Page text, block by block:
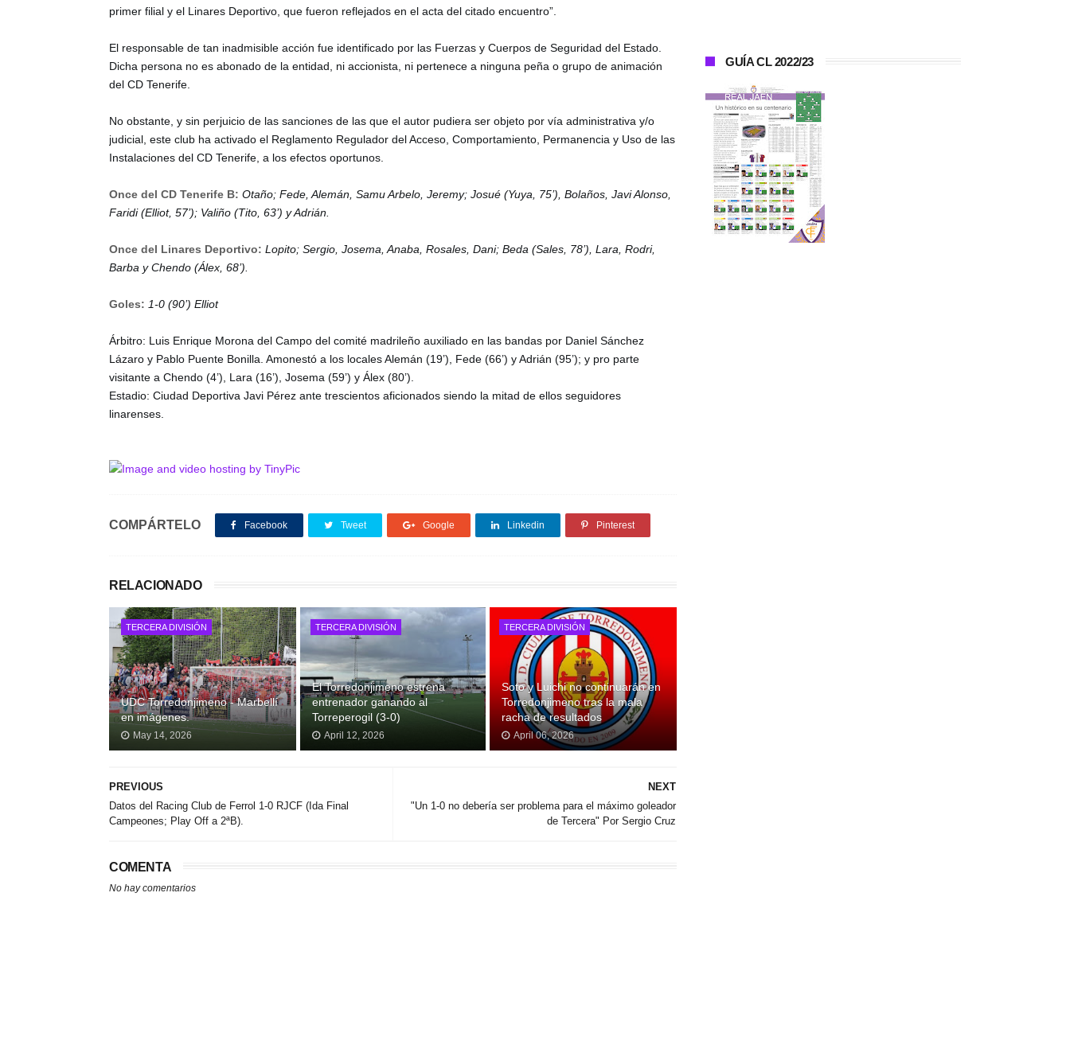
primer filial y el Linares Deportivo, que fueron reflejados en el acta del citado encuentro”.
El responsable de tan inadmisible acción fue identificado por las Fuerzas y Cuerpos de Seguridad del Estado.
Dicha persona no es abonado de la entidad, ni accionista, ni pertenece a ninguna peña o grupo de animación
del CD Tenerife.
No obstante, y sin perjuicio de las sanciones de las que el autor pudiera ser objeto por vía administrativa y/o
judicial, este club ha activado el Reglamento Regulador del Acceso, Comportamiento, Permanencia y Uso de las
Instalaciones del CD Tenerife, a los efectos oportunos.
Once del CD Tenerife B: Otaño; Fede, Alemán, Samu Arbelo, Jeremy; Josué (Yuya, 75’), Bolaños, Javi Alonso,
Faridi (Elliot, 57’); Valiño (Tito, 63’) y Adrián.
Once del Linares Deportivo: Lopito; Sergio, Josema, Anaba, Rosales, Dani; Beda (Sales, 78’), Lara, Rodri,
Barba y Chendo (Álex, 68’).
Goles: 1-0 (90’) Elliot
Árbitro: Luis Enrique Morona del Campo del comité madrileño auxiliado en las bandas por Daniel Sánchez
Lázaro y Pablo Puente Bonilla. Amonestó a los locales Alemán (19’), Fede (66’) y Adrián (95’); y pro parte
visitante a Chendo (4’), Lara (16’), Josema (59’) y Álex (80’).
Estadio: Ciudad Deportiva Javi Pérez ante trescientos aficionados siendo la mitad de ellos seguidores
linarenses.
COMPÁRTELO Facebook Tweet Google Linkedin Pinterest
RELACIONADO
TERCERA DIVISIÓN
UDC Torredonjimeno - Marbellí
en imágenes.
May 14, 2026
TERCERA DIVISIÓN
El Torredonjimeno estrena
entrenador ganando al
Torreperogil (3-0)
April 12, 2026
TERCERA DIVISIÓN
Soto y Luichi no continuarán en
Torredonjimeno tras la mala
racha de resultados
April 06, 2026
NEXT
"Un 1-0 no debería ser problema para el máximo goleador
de Tercera" Por Sergio Cruz
PREVIOUS
Datos del Racing Club de Ferrol 1-0 RJCF (Ida Final
Campeones; Play Off a 2ªB).
COMENTA
No hay comentarios
GUÍA CL 2022/23